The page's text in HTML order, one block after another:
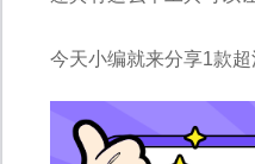
今天小编就来分享1款